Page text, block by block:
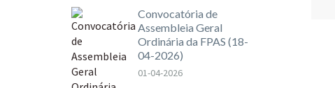
Convocatória de
Assembleia Geral
Ordinária da FPAS (18-
04-2026)
01-04-2026